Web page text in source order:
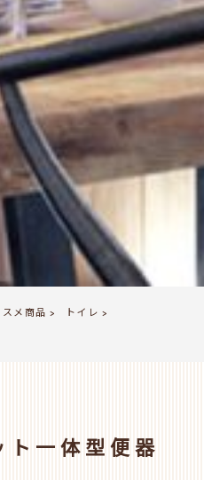
メ商品 > トイレ >
ト一体型便器